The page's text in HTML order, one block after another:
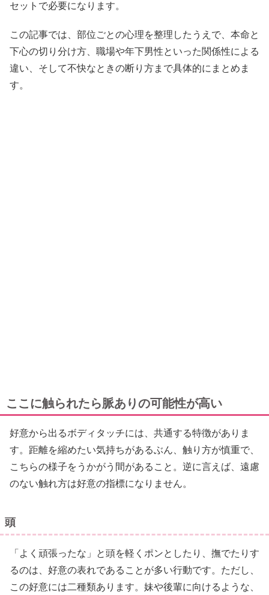
セットで必要になります。
この記事では、部位ごとの心理を整理したうえで、本命と
下心の切り分け方、職場や年下男性といった関係性による
違い、そして不快なときの断り方まで具体的にまとめま
す。
ここに触られたら脈ありの可能性が高い
好意から出るボディタッチには、共通する特徴がありま
す。距離を縮めたい気持ちがあるぶん、触り方が慎重で、
こちらの様子をうかがう間があること。逆に言えば、遠慮
のない触れ方は好意の指標になりません。
頭
「よく頑張ったな」と頭を軽くポンとしたり、撫でたりす
るのは、好意の表れであることが多い行動です。ただし、
この好意には二種類あります。妹や後輩に向けるような、